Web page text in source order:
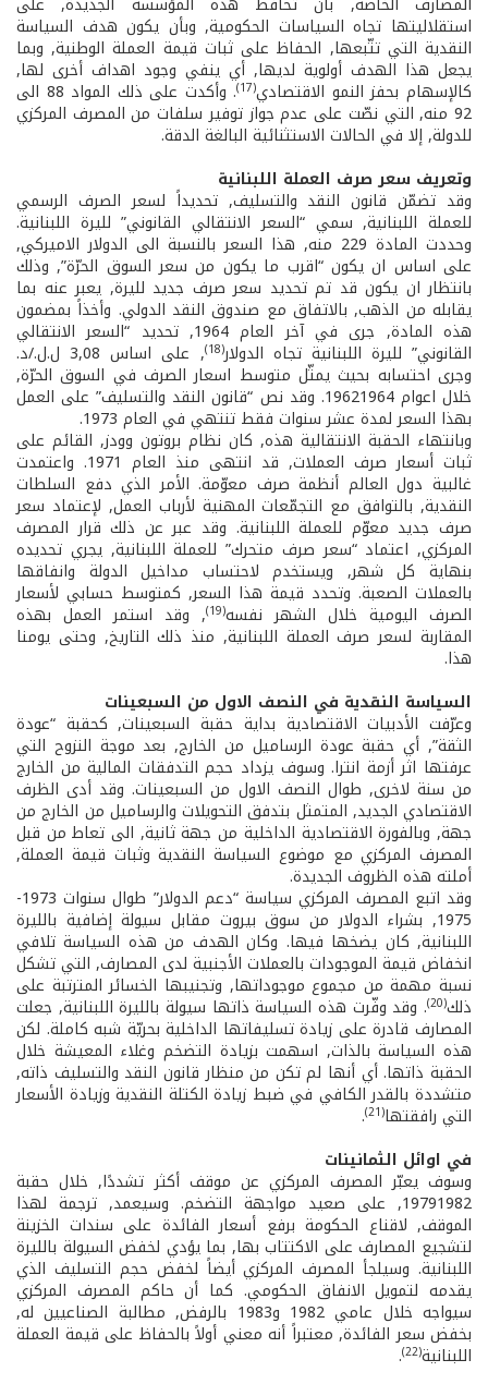
استقلاليتها تجاه السياسات الحكومية, وبأن يكون هدف السياسة
النقدية التي تتّبعها, الحفاظ على ثبات قيمة العملة الوطنية, وبما
يجعل هذا الهدف أولوية لديها, أي ينفي وجود اهداف أخرى لها,
كالإسهام بحفز النمو الاقتصادي(17) . وأكدت على ذلك المواد 88 الى
92 منه, التي نصّت على عدم جواز توفير سلفات من المصرف المركزي
للدولة, إلا في الحالات الاستثنائية البالغة الدقة.
وتعريف سعر صرف العملة اللبنانية
وقد تضمّن قانون النقد والتسليف, تحديداً لسعر الصرف الرسمي
للعملة اللبنانية, سمي “السعر الانتقالي القانوني” لليرة اللبنانية.
وحددت المادة 229 منه, هذا السعر بالنسبة الى الدولار الاميركي,
على اساس ان يكون “اقرب ما يكون من سعر السوق الحرّة”, وذلك
بانتظار ان يكون قد تم تحديد سعر صرف جديد لليرة, يعبر عنه بما
يقابله من الذهب, بالاتفاق مع صندوق النقد الدولي. وأخذاً بمضمون
هذه المادة, جرى في آخر العام 1964, تحديد “السعر الانتقالي
القانوني” لليرة اللبنانية تجاه الدولار(18) , على اساس 3,08 ل.ل./د.
وجرى احتسابه بحيث يمثّل متوسط اسعار الصرف في السوق الحرّة,
خلال اعوام 1962­1964. وقد نص “قانون النقد والتسليف” على العمل
بهذا السعر لمدة عشر سنوات فقط تنتهي في العام 1973.
وبانتهاء الحقبة الانتقالية هذه, كان نظام بروتون وودز, القائم على
ثبات أسعار صرف العملات, قد انتهى منذ العام 1971. واعتمدت
غالبية دول العالم أنظمة صرف معوّمة. الأمر الذي دفع السلطات
النقدية, بالتوافق مع التجمّعات المهنية لأرباب العمل, لإعتماد سعر
صرف جديد معوّم للعملة اللبنانية. وقد عبر عن ذلك قرار المصرف
المركزي, اعتماد “سعر صرف متحرك” للعملة اللبنانية, يجري تحديده
بنهاية كل شهر, ويستخدم لاحتساب مداخيل الدولة وانفاقها
بالعملات الصعبة. وتحدد قيمة هذا السعر, كمتوسط حسابي لأسعار
الصرف اليومية خلال الشهر نفسه(19) , وقد استمر العمل بهذه
المقاربة لسعر صرف العملة اللبنانية, منذ ذلك التاريخ, وحتى يومنا
هذا.
السياسة النقدية في النصف الاول من السبعينات
وعرّفت الأدبيات الاقتصادية بداية حقبة السبعينات, كحقبة “عودة
الثقة”, أي حقبة عودة الرساميل من الخارج, بعد موجة النزوح التي
عرفتها اثر أزمة انترا. وسوف يزداد حجم التدفقات المالية من الخارج
من سنة لاخرى, طوال النصف الاول من السبعينات. وقد أدى الظرف
الاقتصادي الجديد, المتمثل بتدفق التحويلات والرساميل من الخارج من
جهة, وبالفورة الاقتصادية الداخلية من جهة ثانية, الى تعاط من قبل
المصرف المركزي مع موضوع السياسة النقدية وثبات قيمة العملة,
أملته هذه الظروف الجديدة.
وقد اتبع المصرف المركزي سياسة “دعم الدولار” طوال سنوات 1973­-
1975, بشراء الدولار من سوق بيروت مقابل سيولة إضافية بالليرة
اللبنانية, كان يضخها فيها. وكان الهدف من هذه السياسة تلافي
انخفاض قيمة الموجودات بالعملات الأجنبية لدى المصارف, التي تشكل
نسبة مهمة من مجموع موجوداتها, وتجنيبها الخسائر المترتبة على
ذلك(20) . وقد وفّرت هذه السياسة ذاتها سيولة بالليرة اللبنانية, جعلت
المصارف قادرة على زيادة تسليفاتها الداخلية بحريّة شبه كاملة. لكن
هذه السياسة بالذات, اسهمت بزيادة التضخم وغلاء المعيشة خلال
الحقبة ذاتها. أي أنها لم تكن من منظار قانون النقد والتسليف ذاته,
متشددة بالقدر الكافي في ضبط زيادة الكتلة النقدية وزيادة الأسعار
التي رافقتها(21)
.
في اوائل الثمانينات
وسوف يعبّر المصرف المركزي عن موقف أكثر تشددًا, خلال حقبة
1979­1982, على صعيد مواجهة التضخم. وسيعمد, ترجمة لهذا
الموقف, لاقناع الحكومة برفع أسعار الفائدة على سندات الخزينة
لتشجيع المصارف على الاكتتاب بها, بما يؤدي لخفض السيولة بالليرة
اللبنانية. وسيلجأ المصرف المركزي أيضاً لخفض حجم التسليف الذي
يقدمه لتمويل الانفاق الحكومي. كما أن حاكم المصرف المركزي
سيواجه خلال عامي 1982 و1983 بالرفض, مطالبة الصناعيين له,
بخفض سعر الفائدة, معتبراً أنه معني أولاً بالحفاظ على قيمة العملة
اللبنانية(22)
.